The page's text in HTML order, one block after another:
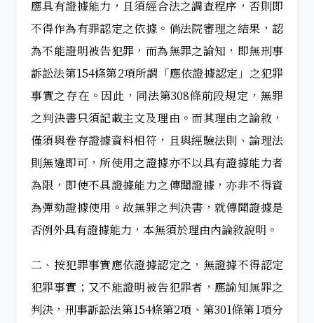
應具有證據能力，且須經合法之調查程序，否則即
不得作為有罪認定之依據。倘法院審理之結果，認
為不能證明被告犯罪，而為無罪之諭知，即無刑事
訴訟法第154條第2項所謂「應依證據認定」之犯罪
事實之存在。因此，同法第308條前段規定，無罪
之判決書只須記載主文及理由。而其理由之論敘，
僅須與卷存證據資料相符，且與經驗法則、論理法
則無違即可，所使用之證據亦不以具有證據能力者
為限，即使不具證據能力之傳聞證據，亦非不得資
為彈劾證據使用。故無罪之判決書，就傳聞證據是
否例外具有證據能力，本無須於理由內論敘說明。
二、按犯罪事實應依證據認定之，無證據不得認定
犯罪事實；又不能證明被告犯罪者，應諭知無罪之
判決，刑事訴訟法第154條第2項、第301條第1項分